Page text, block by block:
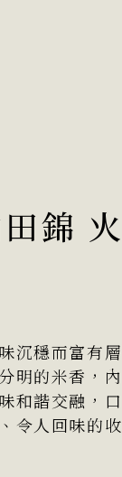
錦 火
沉穩而富有層
明的米香，內
和諧交融，口
令人回味的收